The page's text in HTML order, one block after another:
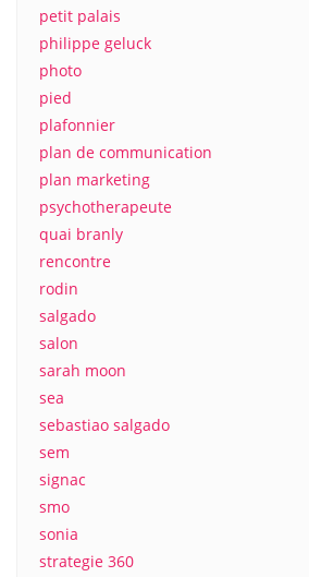
petit palais
philippe geluck
photo
pied
plafonnier
plan de communication
plan marketing
psychotherapeute
quai branly
rencontre
rodin
salgado
salon
sarah moon
sea
sebastiao salgado
sem
signac
smo
sonia
strategie 360